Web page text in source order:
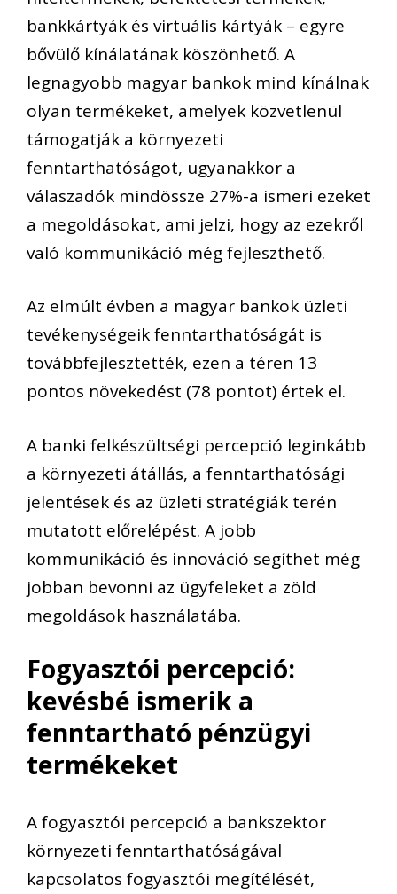
bankkártyák és virtuális kártyák – egyre
bővülő kínálatának köszönhető. A
legnagyobb magyar bankok mind kínálnak
olyan termékeket, amelyek közvetlenül
támogatják a környezeti
fenntarthatóságot, ugyanakkor a
válaszadók mindössze 27%-a ismeri ezeket
a megoldásokat, ami jelzi, hogy az ezekről
való kommunikáció még fejleszthető.
Az elmúlt évben a magyar bankok üzleti
tevékenységeik fenntarthatóságát is
továbbfejlesztették, ezen a téren 13
pontos növekedést (78 pontot) értek el.
A banki felkészültségi percepció leginkább
a környezeti átállás, a fenntarthatósági
jelentések és az üzleti stratégiák terén
mutatott előrelépést. A jobb
kommunikáció és innováció segíthet még
jobban bevonni az ügyfeleket a zöld
megoldások használatába.
Fogyasztói percepció:
kevésbé ismerik a
fenntartható pénzügyi
termékeket
A fogyasztói percepció a bankszektor
környezeti fenntarthatóságával
kapcsolatos fogyasztói megítélését,